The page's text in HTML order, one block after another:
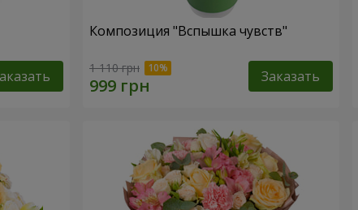
Композиция "Вспышка чувств"
1 110 грн Заказать